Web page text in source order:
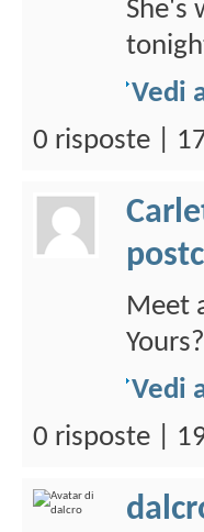
She's
Vedi
0 risposte |
Meet
Vedi
0 risposte |